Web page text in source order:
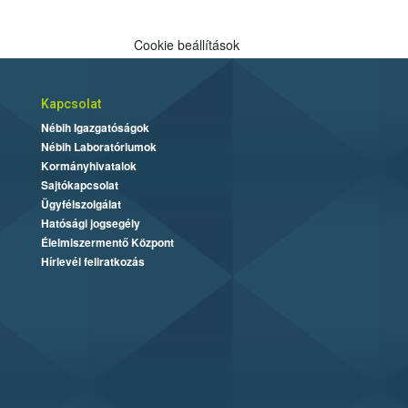
Cookie beállítások
Kapcsolat
Nébih Igazgatóságok
Nébih Laboratóriumok
Kormányhivatalok
Sajtókapcsolat
Ügyfélszolgálat
Hatósági jogsegély
Élelmiszermentő Központ
Hírlevél feliratkozás